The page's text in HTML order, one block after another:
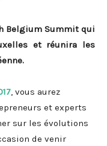
Belgium Summit qui
et réunira les
, vous aurez
et experts
sur les évolutions
de venir